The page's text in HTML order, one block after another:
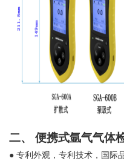
二、 便携式氩气气体
● 专利外观，专利技术，国际